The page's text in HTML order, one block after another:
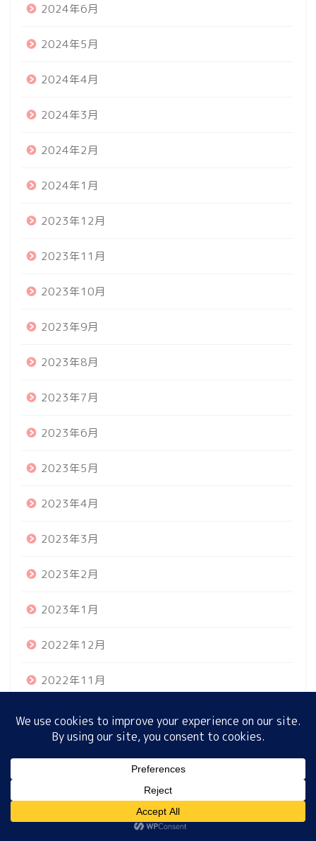
2024年6月
2024年5月
2024年4月
2024年3月
2024年2月
2024年1月
2023年12月
2023年11月
2023年10月
2023年9月
2023年8月
2023年7月
2023年6月
2023年5月
2023年4月
2023年3月
2023年2月
2023年1月
2022年12月
2022年11月
2022年10月
2022年7月
プロフィール サイトマップ